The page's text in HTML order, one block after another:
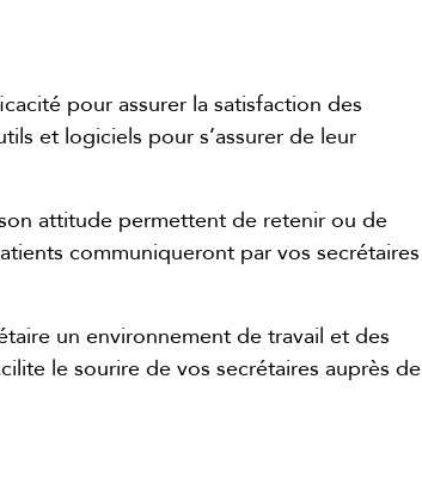
pour assurer la satisfaction des
et logiciels pour s’assurer de leur
attitude permettent de retenir ou de
communiqueront par vos secrétaires
un environnement de travail et des
le sourire de vos secrétaires auprès de